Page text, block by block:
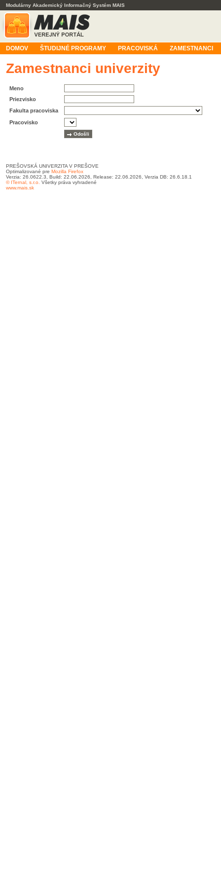
Modulárny Akademický Informačný Systém MAIS
DOMOV ŠTUDIJNÉ PROGRAMY PRACOVISKÁ ZAMESTNANCI
Zamestnanci univerzity
Meno
Priezvisko
Fakulta pracoviska
Pracovisko
PREŠOVSKÁ UNIVERZITA V PREŠOVE
Optimalizované pre Mozilla Firefox
Verzia: 26.0622.3, Build: 22.06.2026, Release: 22.06.2026, Verzia DB: 26.6.18.1
© ITernal, s.r.o. Všetky práva vyhradené
www.mais.sk